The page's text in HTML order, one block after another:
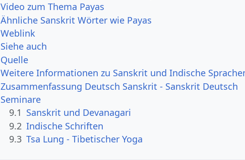
Video zum Thema Payas
Ähnliche Sanskrit Wörter wie Payas
Weblink
Siehe auch
Quelle
Weitere Informationen zu Sanskrit und Indische
Zusammenfassung Deutsch Sanskrit - Sanskrit Deutsch
Seminare
9.1 Sanskrit und Devanagari
9.2 Indische Schriften
9.3 Tsa Lung - Tibetischer Yoga